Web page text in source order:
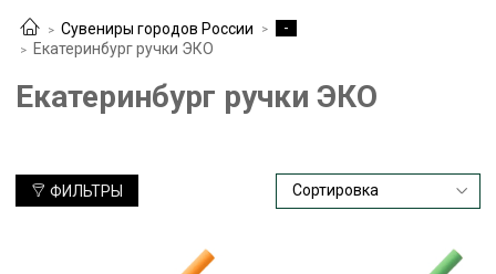
Сувениры городов России
-
Екатеринбург ручки ЭКО
Екатеринбург ручки ЭКО
ФИЛЬТРЫ